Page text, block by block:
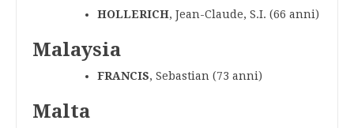
HOLLERICH, Jean-Claude, S.I. (66 anni)
Malaysia
FRANCIS, Sebastian (73 anni)
Malta